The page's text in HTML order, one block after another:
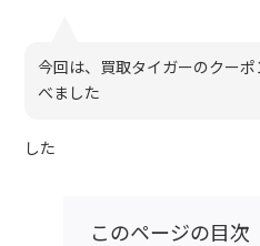
今回は、買取タイガーのクー
べました
した
このページの目次